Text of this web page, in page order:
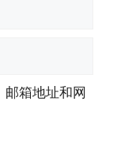
箱地址和网